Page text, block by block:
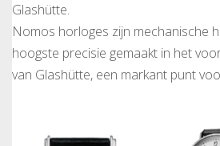
Glashütte.
Nomos horloges zijn mechanische
hoogste precisie gemaakt in het
van Glashütte, een markant punt